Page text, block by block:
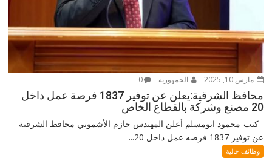
مارس 10, 2025 الجمهورية 0
محافظ الشرقية:يعلن عن توفير 1837 فرصة عمل داخل
20 مصنع وشركة بالقطاع الخاص
كتب-محمود ابومسلم أعلن المهندس حازم الأشموني محافظ الشرقية
عن توفير 1837 فرصه عمل داخل 20...
وظائف خالية